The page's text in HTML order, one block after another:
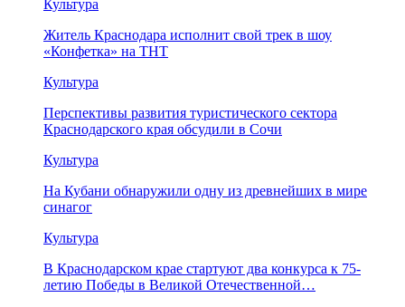
Культура
Житель Краснодара исполнит свой трек в шоу
«Конфетка» на ТНТ
Культура
Перспективы развития туристического сектора
Краснодарского края обсудили в Сочи
Культура
На Кубани обнаружили одну из древнейших в мире
синагог
Культура
В Краснодарском крае стартуют два конкурса к 75-
летию Победы в Великой Отечественной…